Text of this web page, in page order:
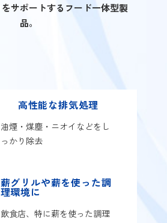
サポートするフード一体型製
品。
高性能な排気処理
油煙・煤塵・ニオイなどをし
っかり除去
薪グリルや薪を使った調
理環境に
飲食店、特に薪を使った調理